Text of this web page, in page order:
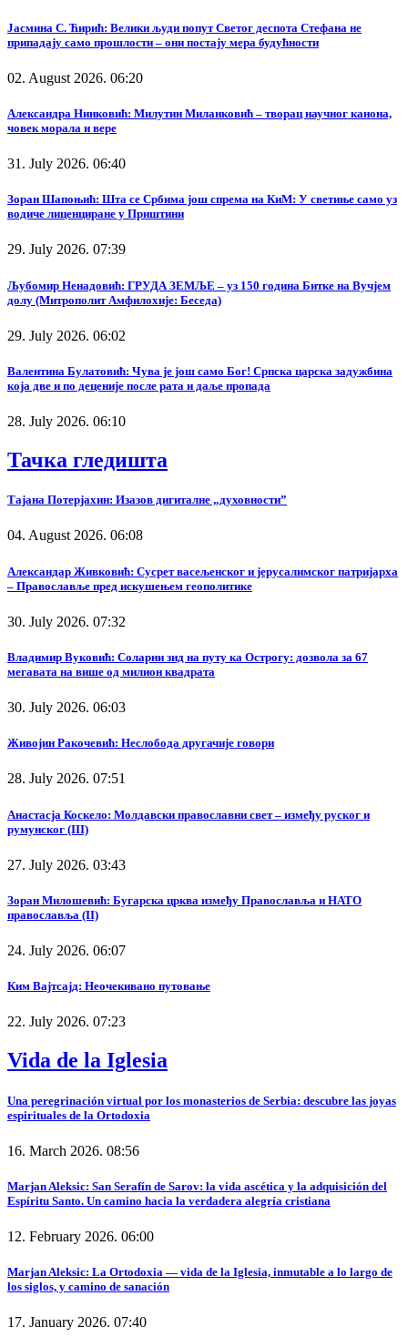
Јасмина С. Ћирић: Велики људи попут Светог деспота Стефана не
припадају само прошлости – они постају мера будућности
02. August 2026. 06:20
Александра Нинковић: Милутин Миланковић – творац научног канона,
човек морала и вере
31. July 2026. 06:40
Зоран Шапоњић: Шта се Србима још спрема на КиМ: У светиње само уз
водиче лиценциране у Приштини
29. July 2026. 07:39
Љубомир Ненадовић: ГРУДА ЗЕМЉЕ – уз 150 година Битке на Вучјем
долу (Митрополит Амфилохије: Беседа)
29. July 2026. 06:02
Валентина Булатовић: Чува је још само Бог! Српска царска задужбина
која две и по деценије после рата и даље пропада
28. July 2026. 06:10
Тачка гледишта
Тајана Потерјахин: Изазов дигиталне „духовности”
04. August 2026. 06:08
Александар Живковић: Сусрет васељенског и јерусалимског патријарха
– Православље пред искушењем геополитике
30. July 2026. 07:32
Владимир Вуковић: Соларни зид на путу ка Острогу: дозвола за 67
мегавата на више од милион квадрата
30. July 2026. 06:03
Живојин Ракочевић: Неслобода другачије говори
28. July 2026. 07:51
Анастасја Коскело: Молдавски православни свет – између руског и
румунског (III)
27. July 2026. 03:43
Зоран Милошевић: Бугарска црква између Православља и НАТО
православља (II)
24. July 2026. 06:07
Ким Вајтсајд: Неочекивано путовање
22. July 2026. 07:23
Vida de la Iglesia
Una peregrinación virtual por los monasterios de Serbia: descubre las joyas
espirituales de la Ortodoxia
16. March 2026. 08:56
Marjan Aleksic: San Serafín de Sarov: la vida ascética y la adquisición del
Espíritu Santo. Un camino hacia la verdadera alegría cristiana
12. February 2026. 06:00
Marjan Aleksic: La Ortodoxia — vida de la Iglesia, inmutable a lo largo de
los siglos, y camino de sanación
17. January 2026. 07:40